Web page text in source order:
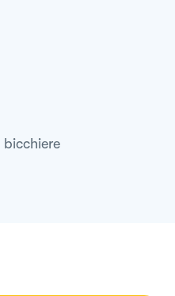
bicchiere